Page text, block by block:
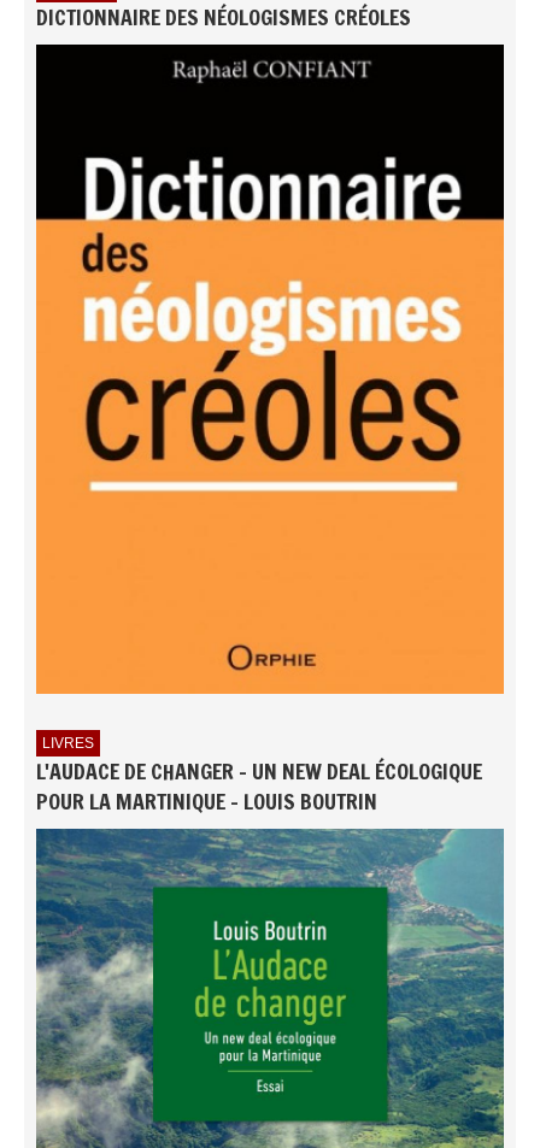
DICTIONNAIRE DES NÉOLOGISMES CRÉOLES
LIVRES
L'AUDACE DE CHANGER - UN NEW DEAL ÉCOLOGIQUE
POUR LA MARTINIQUE - LOUIS BOUTRIN